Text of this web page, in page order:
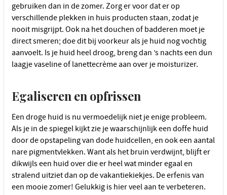
gebruiken dan in de zomer. Zorg er voor dat er op
verschillende plekken in huis producten staan, zodat je
nooit misgrijpt. Ook na het douchen of badderen moet je
direct smeren; doe dit bij voorkeur als je huid nog vochtig
aanvoelt. Is je huid heel droog, breng dan ’s nachts een dun
laagje vaseline of lanettecrème aan over je moisturizer.
Egaliseren en opfrissen
Een droge huid is nu vermoedelijk niet je enige probleem.
Als je in de spiegel kijkt zie je waarschijnlijk een doffe huid
door de opstapeling van dode huidcellen, en ook een aantal
nare pigmentvlekken. Want als het bruin verdwijnt, blijft er
dikwijls een huid over die er heel wat minder egaal en
stralend uitziet dan op de vakantiekiekjes. De erfenis van
een mooie zomer! Gelukkig is hier veel aan te verbeteren.